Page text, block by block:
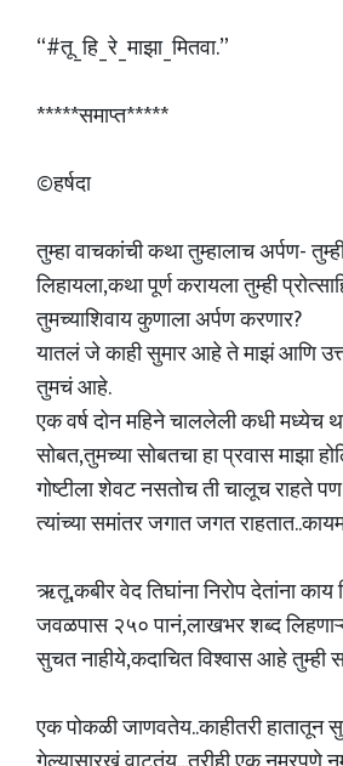
“#तू_हि_रे_माझा_मितवा.”
*****समाप्त*****
©हर्षदा
तुम्हा वाचकांची कथा तुम्हालाच अर्पण-
लिहायला,कथा पूर्ण करायला तुम्ही
तुमच्याशिवाय कुणाला अर्पण करणार?
यातलं जे काही सुमार आहे ते माझं आणि
तुमचं आहे.
एक वर्ष दोन महिने चाललेली कधी मध्येच
सोबत,तुमच्या सोबतचा हा प्रवास माझा
गोष्टीला शेवट नसतोच ती चालूच राहते
त्यांच्या समांतर जगात जगत
ऋतू,कबीर वेद तिघांना निरोप देतांना
जवळपास २५० पानं,लाखभर शब्द
सुचत नाहीये,कदाचित विश्वास आहे
एक पोकळी जाणवतेय..काहीतरी हातातून